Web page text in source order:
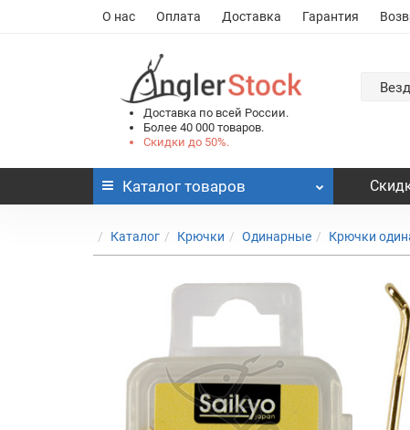
О нас Оплата Доставка Гарантия
Доставка по всей России.
Более 40 000 товаров.
Скидки до 50%.
Каталог товаров
Каталог Крючки Одинарные Крючки